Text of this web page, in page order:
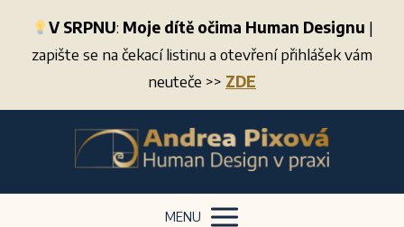
V SRPNU: Moje dítě očima Human Designu |
zapište se na čekací listinu a otevření přihlášek vám
neuteče >> ZDE
MENU